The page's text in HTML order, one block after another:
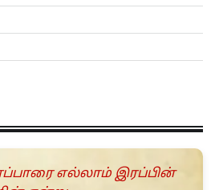
எல்லாம் இரப்பின்